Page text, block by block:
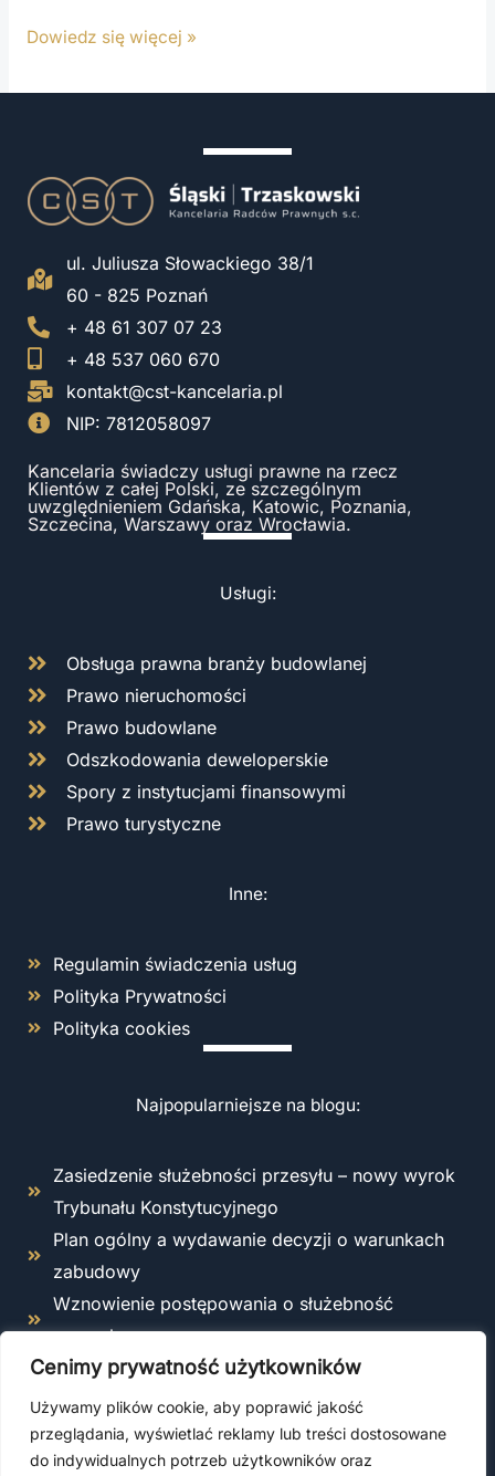
Cenimy prywatność użytkowników
Używamy plików cookie, aby poprawić jakość
przeglądania, wyświetlać reklamy lub treści dostosowane
do indywidualnych potrzeb użytkowników oraz
Dowiedz się więcej »
ul. Juliusza Słowackiego 38/1
60 - 825 Poznań
+ 48 61 307 07 23
+ 48 537 060 670
kontakt@cst-kancelaria.pl
NIP: 7812058097
Kancelaria świadczy usługi prawne na rzecz
Klientów z całej Polski, ze szczególnym
uwzględnieniem Gdańska, Katowic, Poznania,
Szczecina, Warszawy oraz Wrocławia.
Usługi:
Obsługa prawna branży budowlanej
Prawo nieruchomości
Prawo budowlane
Odszkodowania deweloperskie
Spory z instytucjami finansowymi
Prawo turystyczne
Inne:
Regulamin świadczenia usług
Polityka Prywatności
Polityka cookies
Najpopularniejsze na blogu:
Zasiedzenie służebności przesyłu – nowy wyrok
Trybunału Konstytucyjnego
Plan ogólny a wydawanie decyzji o warunkach
zabudowy
Wznowienie postępowania o służebność
przesyłu
Odstąpienie od umowy o roboty budowlane –
kiedy i jak można to zrobić zgodnie z prawem?
Co obejmuje ubezpieczenie OC kierownika
budowy?